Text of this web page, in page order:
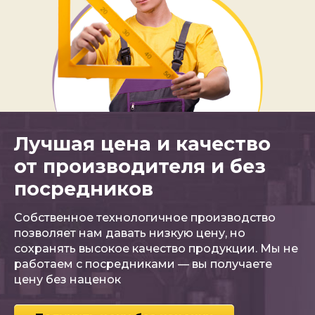
Лучшая цена и качество
от производителя и без
посредников
Собственное технологичное производство
позволяет нам давать низкую цену, но
сохранять высокое качество продукции. Мы не
работаем с посредниками — вы получаете
цену без наценок